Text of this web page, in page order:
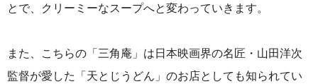
とで、クリーミーなスープへと変わっていきます。
また、こちらの「三角庵」は日本映画界の名匠・山田洋次
監督が愛した「天とじうどん」のお店としても知られてい